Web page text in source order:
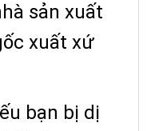
sản xuất
xuất xứ
bạn bị dị